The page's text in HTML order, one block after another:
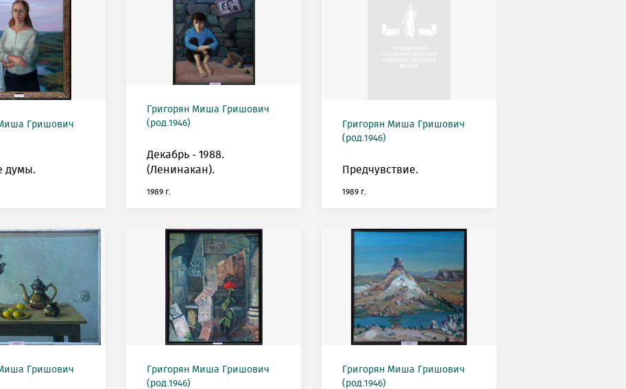
Миша Гришович
думы.
Григорян Миша Гришович
(род.1946)
Декабрь - 1988.
(Ленинакан).
1989 г.
Григорян Миша Гришович
(род.1946)
Предчувствие.
1989 г.
Миша Гришович
Григорян Миша Гришович
(род.1946)
Григорян Миша Гришович
(род.1946)